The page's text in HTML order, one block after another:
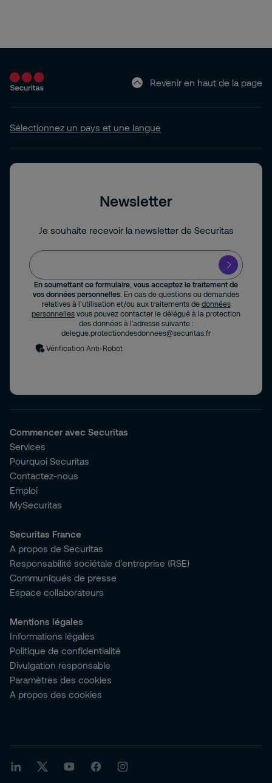
Revenir en haut de la page
Sélectionnez un pays et une langue
Newsletter
Je souhaite recevoir la newsletter de Securitas
En soumettant ce formulaire, vous acceptez le traitement de
vos données personnelles . En cas de questions ou demandes
relatives à l’utilisation et/ou aux traitements de données
personnelles vous pouvez contacter le délégué à la protection
des données à l’adresse suivante :
delegue.protectiondesdonnees@securitas.fr
Vérification Anti-Robot
Commencer avec Securitas
Services
Pourquoi Securitas
Contactez-nous
Emploi
MySecuritas
Securitas France
A propos de Securitas
Responsabilité sociétale d’entreprise (RSE)
Communiqués de presse
Espace collaborateurs
Mentions légales
Informations légales
Politique de confidentialité
Divulgation responsable
Paramètres des cookies
A propos des cookies